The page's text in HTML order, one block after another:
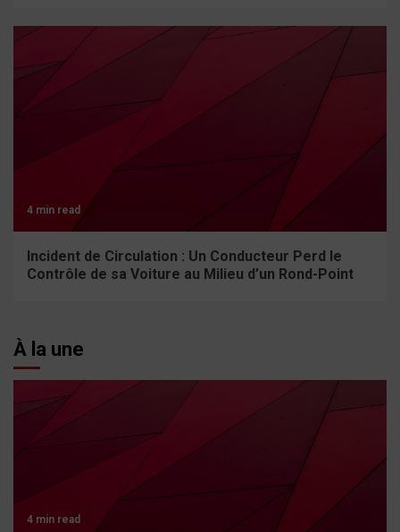
4 min read
Incident de Circulation : Un Conducteur Perd le
Contrôle de sa Voiture au Milieu d’un Rond-Point
À la une
4 min read